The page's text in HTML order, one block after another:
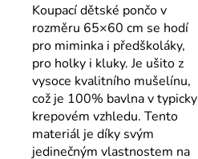
Koupací dětské pončo v
rozměru 65×60 cm se hodí
pro miminka i předškoláky,
pro holky i kluky. Je ušito z
vysoce kvalitního mušelínu,
což je 100% bavlna v typicky
krepovém vzhledu. Tento
materiál je díky svým
jedinečným vlastnostem na